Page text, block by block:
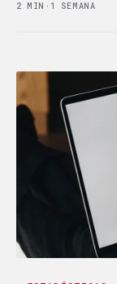
2 MIN · 1 SEMANA